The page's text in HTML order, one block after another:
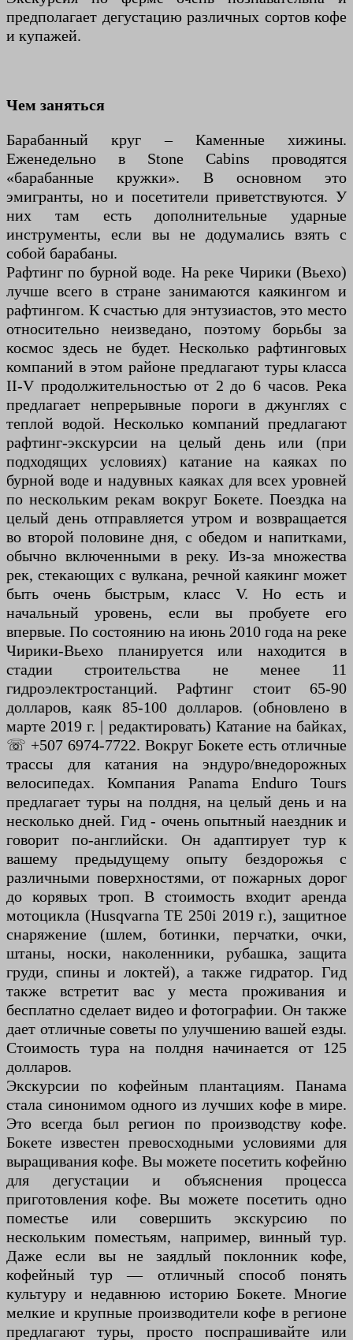
предполагает дегустацию различных сортов кофе
и купажей.
Чем заняться
Барабанный круг – Каменные хижины.
Еженедельно в Stone Cabins проводятся
«барабанные кружки». В основном это
эмигранты, но и посетители приветствуются. У
них там есть дополнительные ударные
инструменты, если вы не додумались взять с
собой барабаны.
Рафтинг по бурной воде. На реке Чирики (Вьехо)
лучше всего в стране занимаются каякингом и
рафтингом. К счастью для энтузиастов, это место
относительно неизведано, поэтому борьбы за
космос здесь не будет. Несколько рафтинговых
компаний в этом районе предлагают туры класса
II-V продолжительностью от 2 до 6 часов. Река
предлагает непрерывные пороги в джунглях с
теплой водой. Несколько компаний предлагают
рафтинг-экскурсии на целый день или (при
подходящих условиях) катание на каяках по
бурной воде и надувных каяках для всех уровней
по нескольким рекам вокруг Бокете. Поездка на
целый день отправляется утром и возвращается
во второй половине дня, с обедом и напитками,
обычно включенными в реку. Из-за множества
рек, стекающих с вулкана, речной каякинг может
быть очень быстрым, класс V. Но есть и
начальный уровень, если вы пробуете его
впервые. По состоянию на июнь 2010 года на реке
Чирики-Вьехо планируется или находится в
стадии строительства не менее 11
гидроэлектростанций. Рафтинг стоит 65-90
долларов, каяк 85-100 долларов. (обновлено в
марте 2019 г. | редактировать) Катание на байках,
☏ +507 6974-7722. Вокруг Бокете есть отличные
трассы для катания на эндуро/внедорожных
велосипедах. Компания Panama Enduro Tours
предлагает туры на полдня, на целый день и на
несколько дней. Гид - очень опытный наездник и
говорит по-английски. Он адаптирует тур к
вашему предыдущему опыту бездорожья с
различными поверхностями, от пожарных дорог
до корявых троп. В стоимость входит аренда
мотоцикла (Husqvarna TE 250i 2019 г.), защитное
снаряжение (шлем, ботинки, перчатки, очки,
штаны, носки, наколенники, рубашка, защита
груди, спины и локтей), а также гидратор. Гид
также встретит вас у места проживания и
бесплатно сделает видео и фотографии. Он также
дает отличные советы по улучшению вашей езды.
Стоимость тура на полдня начинается от 125
долларов.
Экскурсии по кофейным плантациям. Панама
стала синонимом одного из лучших кофе в мире.
Это всегда был регион по производству кофе.
Бокете известен превосходными условиями для
выращивания кофе. Вы можете посетить кофейню
для дегустации и объяснения процесса
приготовления кофе. Вы можете посетить одно
поместье или совершить экскурсию по
нескольким поместьям, например, винный тур.
Даже если вы не заядлый поклонник кофе,
кофейный тур — отличный способ понять
культуру и недавнюю историю Бокете. Многие
мелкие и крупные производители кофе в регионе
предлагают туры, просто поспрашивайте или